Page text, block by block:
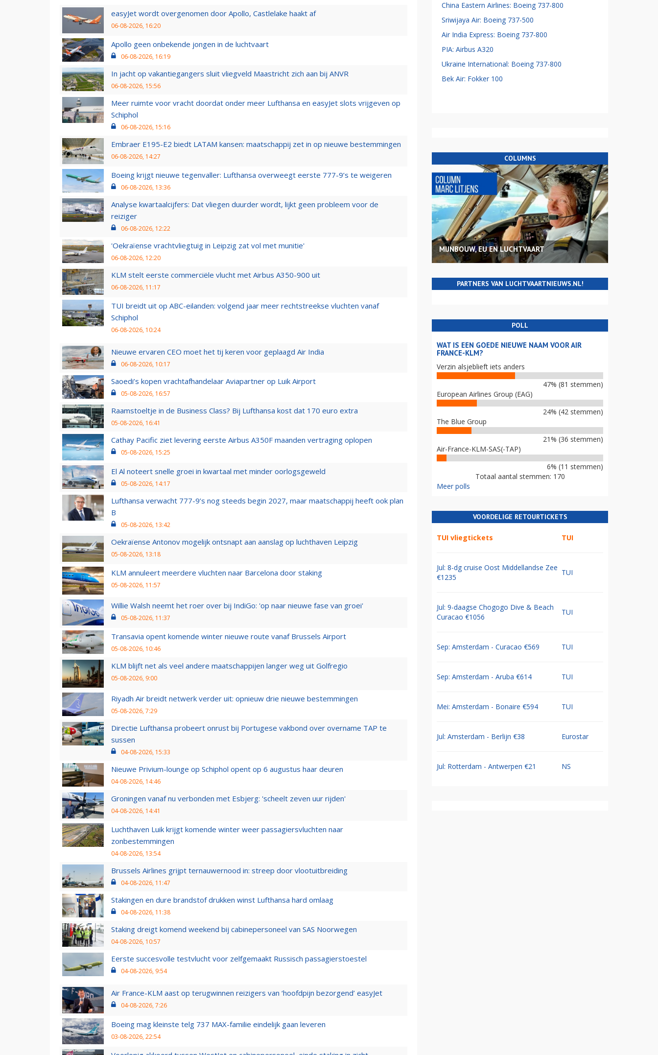
easyJet wordt overgenomen door Apollo, Castlelake haakt af
06-08-2026, 16:20
Apollo geen onbekende jongen in de luchtvaart
06-08-2026, 16:19
In jacht op vakantiegangers sluit vliegveld Maastricht zich aan bij ANVR
06-08-2026, 15:56
Meer ruimte voor vracht doordat onder meer Lufthansa en easyJet slots vrijgeven op
Schiphol
06-08-2026, 15:16
Embraer E195-E2 biedt LATAM kansen: maatschappij zet in op nieuwe bestemmingen
06-08-2026, 14:27
Boeing krijgt nieuwe tegenvaller: Lufthansa overweegt eerste 777-9’s te weigeren
06-08-2026, 13:36
Analyse kwartaalcijfers: Dat vliegen duurder wordt, lijkt geen probleem voor de
reiziger
06-08-2026, 12:22
'Oekraïense vrachtvliegtuig in Leipzig zat vol met munitie'
06-08-2026, 12:20
KLM stelt eerste commerciële vlucht met Airbus A350-900 uit
06-08-2026, 11:17
TUI breidt uit op ABC-eilanden: volgend jaar meer rechtstreekse vluchten vanaf
Schiphol
06-08-2026, 10:24
Nieuwe ervaren CEO moet het tij keren voor geplaagd Air India
06-08-2026, 10:17
Saoedi’s kopen vrachtafhandelaar Aviapartner op Luik Airport
05-08-2026, 16:57
Raamstoeltje in de Business Class? Bij Lufthansa kost dat 170 euro extra
05-08-2026, 16:41
Cathay Pacific ziet levering eerste Airbus A350F maanden vertraging oplopen
05-08-2026, 15:25
El Al noteert snelle groei in kwartaal met minder oorlogsgeweld
05-08-2026, 14:17
Lufthansa verwacht 777-9’s nog steeds begin 2027, maar maatschappij heeft ook plan
B
05-08-2026, 13:42
Oekraïense Antonov mogelijk ontsnapt aan aanslag op luchthaven Leipzig
05-08-2026, 13:18
KLM annuleert meerdere vluchten naar Barcelona door staking
05-08-2026, 11:57
Willie Walsh neemt het roer over bij IndiGo: 'op naar nieuwe fase van groei'
05-08-2026, 11:37
Transavia opent komende winter nieuwe route vanaf Brussels Airport
05-08-2026, 10:46
KLM blijft net als veel andere maatschappijen langer weg uit Golfregio
05-08-2026, 9:00
Riyadh Air breidt netwerk verder uit: opnieuw drie nieuwe bestemmingen
05-08-2026, 7:29
Directie Lufthansa probeert onrust bij Portugese vakbond over overname TAP te
sussen
04-08-2026, 15:33
Nieuwe Privium-lounge op Schiphol opent op 6 augustus haar deuren
04-08-2026, 14:46
Groningen vanaf nu verbonden met Esbjerg: 'scheelt zeven uur rijden'
04-08-2026, 14:41
Luchthaven Luik krijgt komende winter weer passagiersvluchten naar
zonbestemmingen
04-08-2026, 13:54
Brussels Airlines grijpt ternauwernood in: streep door vlootuitbreiding
04-08-2026, 11:47
Stakingen en dure brandstof drukken winst Lufthansa hard omlaag
04-08-2026, 11:38
Staking dreigt komend weekend bij cabinepersoneel van SAS Noorwegen
04-08-2026, 10:57
Eerste succesvolle testvlucht voor zelfgemaakt Russisch passagierstoestel
04-08-2026, 9:54
Air France-KLM aast op terugwinnen reizigers van ‘hoofdpijn bezorgend’ easyJet
04-08-2026, 7:26
Boeing mag kleinste telg 737 MAX-familie eindelijk gaan leveren
03-08-2026, 22:54
China Eastern Airlines: Boeing 737-800
Sriwijaya Air: Boeing 737-500
Air India Express: Boeing 737-800
PIA: Airbus A320
Ukraine International: Boeing 737-800
Bek Air: Fokker 100
COLUMNS
MIJNBOUW, EU EN LUCHTVAART
PARTNERS VAN LUCHTVAARTNIEUWS.NL!
POLL
WAT IS EEN GOEDE NIEUWE NAAM VOOR AIR
FRANCE-KLM?
Verzin alsjeblieft iets anders
47% (81 stemmen)
European Airlines Group (EAG)
24% (42 stemmen)
The Blue Group
21% (36 stemmen)
Air-France-KLM-SAS(-TAP)
6% (11 stemmen)
Totaal aantal stemmen: 170
Meer polls
VOORDELIGE RETOURTICKETS
TUI vliegtickets TUI
Jul: 8-dg cruise Oost Middellandse Zee
€1235
TUI
Jul: 9-daagse Chogogo Dive & Beach
Curacao €1056
TUI
Sep: Amsterdam - Curacao €569 TUI
Sep: Amsterdam - Aruba €614 TUI
Mei: Amsterdam - Bonaire €594 TUI
Jul: Amsterdam - Berlijn €38 Eurostar
Jul: Rotterdam - Antwerpen €21 NS